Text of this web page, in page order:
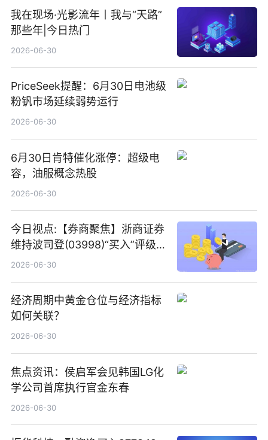
我在现场·光影流年丨我与“天路”
那些年|今日热门
2026-06-30
PriceSeek提醒：6月30日电池级
粉钒市场延续弱势运行
2026-06-30
6月30日肯特催化涨停：超级电
容，油服概念热股
2026-06-30
今日视点:【券商聚焦】浙商证券
维持波司登(03998)“买入”评级
指其业绩高质量稳增长
2026-06-30
经济周期中黄金仓位与经济指标
如何关联？
2026-06-30
焦点资讯：侯启军会见韩国LG化
学公司首席执行官金东春
2026-06-30